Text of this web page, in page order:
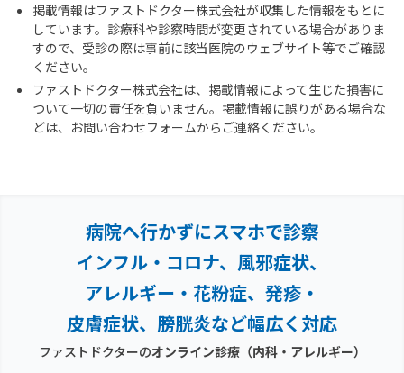
掲載情報はファストドクター株式会社が収集した情報をもとに
しています。診療科や診察時間が変更されている場合がありま
すので、受診の際は事前に該当医院のウェブサイト等でご確認
ください。
ファストドクター株式会社は、掲載情報によって生じた損害に
ついて一切の責任を負いません。掲載情報に誤りがある場合な
どは、お問い合わせフォームからご連絡ください。
病院へ行かずにスマホで診察
インフル・コロナ、風邪症状、
アレルギー・花粉症、 発疹・
皮膚症状、膀胱炎など幅広く対応
ファストドクターのオンライン診療（内科・アレルギー）